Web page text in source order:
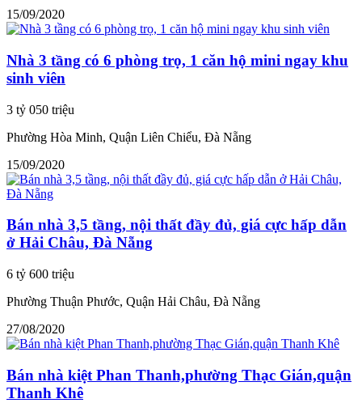
15/09/2020
Nhà 3 tầng có 6 phòng trọ, 1 căn hộ mini ngay khu
sinh viên
3 tỷ 050 triệu
Phường Hòa Minh, Quận Liên Chiểu, Đà Nẵng
15/09/2020
Bán nhà 3,5 tầng, nội thất đầy đủ, giá cực hấp dẫn
ở Hải Châu, Đà Nẵng
6 tỷ 600 triệu
Phường Thuận Phước, Quận Hải Châu, Đà Nẵng
27/08/2020
Bán nhà kiệt Phan Thanh,phường Thạc Gián,quận
Thanh Khê